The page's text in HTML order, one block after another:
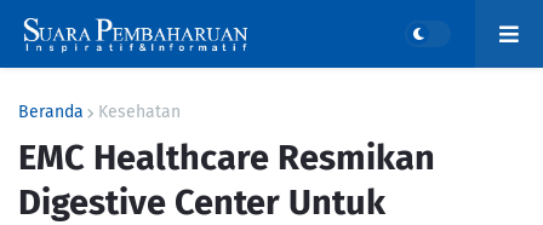
Beranda Kesehatan
EMC Healthcare Resmikan
Digestive Center Untuk